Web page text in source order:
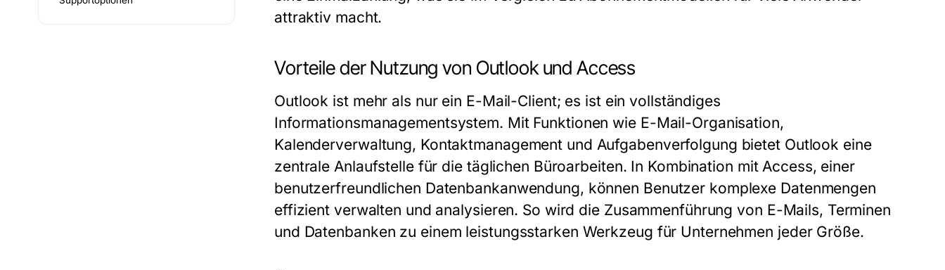
attraktiv macht.
Vorteile der Nutzung von Outlook und Access
Outlook ist mehr als nur ein E-Mail-Client; es ist ein vollständiges
Informationsmanagementsystem. Mit Funktionen wie E-Mail-Organisation,
Kalenderverwaltung, Kontaktmanagement und Aufgabenverfolgung bietet Outlook eine
zentrale Anlaufstelle für die täglichen Büroarbeiten. In Kombination mit Access, einer
benutzerfreundlichen Datenbankanwendung, können Benutzer komplexe Datenmengen
effizient verwalten und analysieren. So wird die Zusammenführung von E-Mails, Terminen
und Datenbanken zu einem leistungsstarken Werkzeug für Unternehmen jeder Größe.